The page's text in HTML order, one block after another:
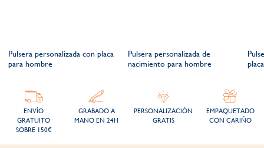
Pulsera personalizada con placa
para hombre
Pulsera personalizada de
nacimiento para hombre
placa
ENVÍO
GRATUITO
SOBRE 150€
GRABADO A
MANO EN 24H
PERSONALIZACIÓN
GRATIS
EMPAQUETADO
CON CARIÑO